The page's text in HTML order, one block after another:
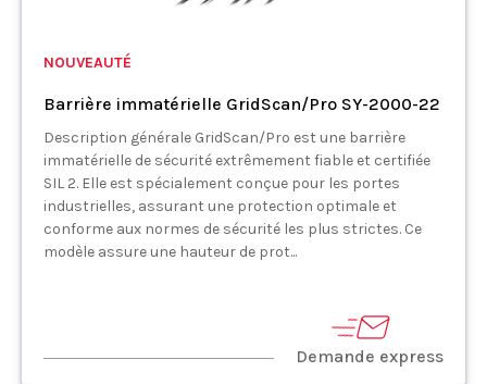
NOUVEAUTÉ
Barrière immatérielle GridScan/Pro SY-2000-22
Description générale GridScan/Pro est une barrière
immatérielle de sécurité extrêmement fiable et certifiée
SIL 2. Elle est spécialement conçue pour les portes
industrielles, assurant une protection optimale et
conforme aux normes de sécurité les plus strictes. Ce
modèle assure une hauteur de prot...
Demande express